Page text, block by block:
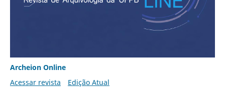
Archeion Online
Acessar revista
Edição Atual